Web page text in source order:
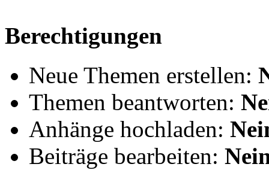
Berechtigungen
Neue Themen erstellen:
Themen beantworten:
Anhänge hochladen:
Beiträge bearbeiten: